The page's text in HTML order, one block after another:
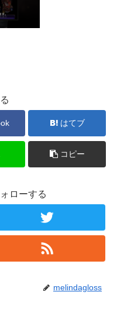
はてブ
コピー
ローする
melindagloss